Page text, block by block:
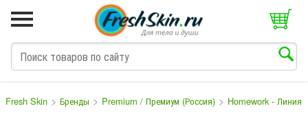
Fresh Skin > Бренды > Premium / Премиум (Россия) > Homework - Линия